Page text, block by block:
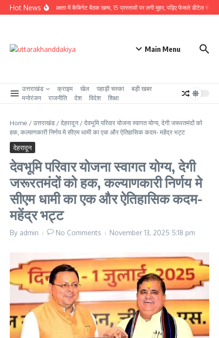
Skip to content
Hot News
CM धामी की अध्यक्षता में कैबिनेट बैठक खत्म, 15 प्रस्तावों पर लगी मुहर, पढ़िए फैसले डीटेल से
Main Menu
उत्तराखंड क्राइम खेल पहाड़ी चस्का
बड़ी खबर
मनोरंजन
राजनीति देश विदेश शिक्षा
Home /उत्तराखंड /देहरादून/देवभूमि परिवार योजना स्वागत योग्य, देगी जरूरतमंदों को
हक, कल्याणकारी निर्णय मे सीएम धामी का एक और ऐतिहासिक कदम- महेंद्र भट्ट
देहरादून
देवभूमि परिवार योजना स्वागत योग्य, देगी
जरूरतमंदों को हक, कल्याणकारी निर्णय मे
सीएम धामी का एक और ऐतिहासिक कदम-
महेंद्र भट्ट
By admin No Comments November 13, 2025 5:18 pm